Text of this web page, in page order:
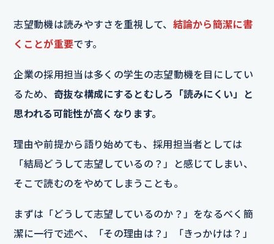
志望動機は読みやすさを重視して、 結論から簡潔に書
くことが重要です。
企業の採用担当は多くの学生の志望動機を目にしてい
るため、 奇抜な構成にするとむしろ「読みにくい」と
思われる可能性が高くなります。
理由や前提から語り始めても、採用担当者としては
「結局どうして志望しているの？」と感じてしまい、
そこで読むのをやめてしまうことも。
まずは「どうして志望しているのか？」をなるべく簡
潔に一行で述べ、「その理由は？」「きっかけは？」